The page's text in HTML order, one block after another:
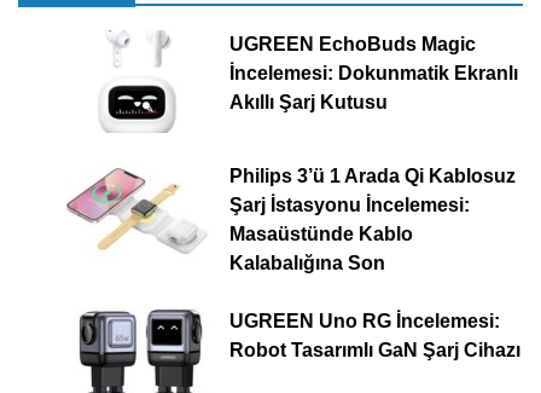
UGREEN EchoBuds Magic
İncelemesi: Dokunmatik Ekranlı
Akıllı Şarj Kutusu
Philips 3’ü 1 Arada Qi Kablosuz
Şarj İstasyonu İncelemesi:
Masaüstünde Kablo
Kalabalığına Son
UGREEN Uno RG İncelemesi:
Robot Tasarımlı GaN Şarj Cihazı